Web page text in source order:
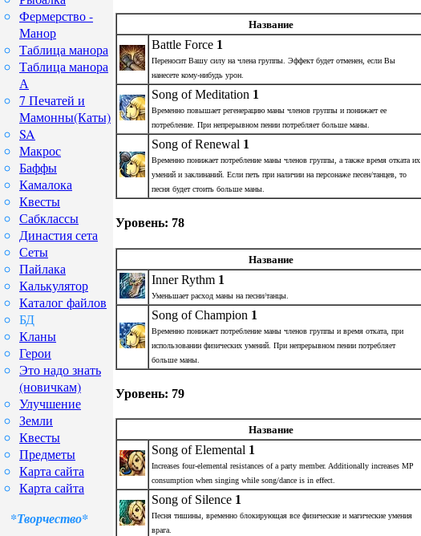
Фермерство -
Манор
Таблица манора
Таблица манора
А
7 Печатей и
Мамонны(Каты)
SA
Макрос
Баффы
Камалока
Квесты
Сабклассы
Династия сета
Сеты
Пайлака
Калькулятор
Каталог файлов
БД
Кланы
Герои
Это надо знать
(новичкам)
Улучшение
Земли
Квесты
Предметы
Карта сайта
Карта сайта
*Творчество*
Название
Battle Force 1
Переносит Вашу силу на члена группы. Эффект будет отменен, если Вы
нанесете кому-нибудь урон.
Song of Meditation 1
Временно повышает регенерацию маны членов группы и понижает ее
потребление. При непрерывном пении потребляет больше маны.
Song of Renewal 1
Временно понижает потребление маны членов группы, а также время отката их
умений и заклинаний. Если петь при наличии на персонаже песен/танцев, то
песня будет стоить больше маны.
Уровень: 78
Название
Inner Rythm 1
Уменьшает расход маны на песни/танцы.
Song of Champion 1
Временно понижает потребление маны членов группы и время отката, при
использовании физических умений. При непрерывном пении потребляет
больше маны.
Уровень: 79
Название
Song of Elemental 1
Increases four-elemental resistances of a party member. Additionally increases MP
consumption when singing while song/dance is in effect.
Song of Silence 1
Песня тишины, временно блокирующая все физические и магические умения
врага.